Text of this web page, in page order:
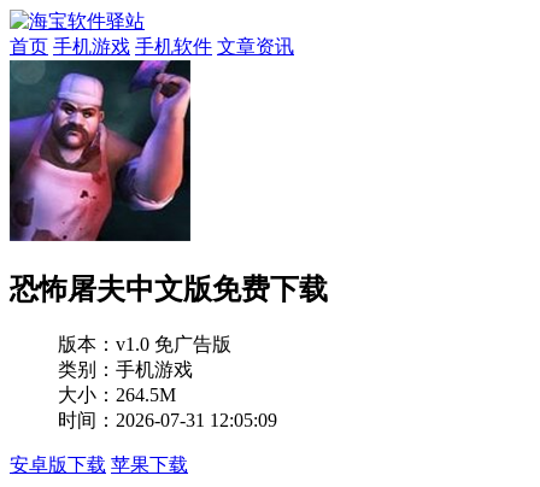
首页 手机游戏 手机软件 文章资讯
恐怖屠夫中文版免费下载
版本： v1.0 免广告版
类别：手机游戏
大小：264.5M
时间：2026-07-31 12:05:09
安卓版下载 苹果下载